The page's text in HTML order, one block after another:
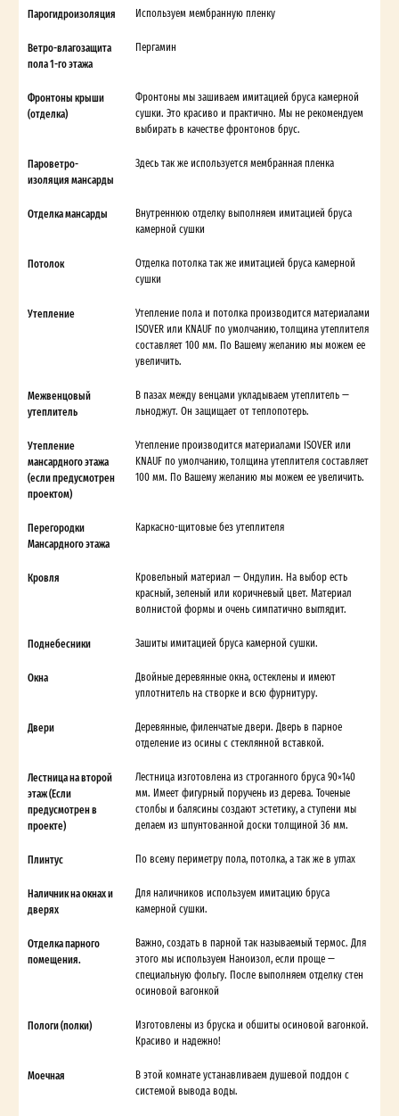
Парогидроизоляция Используем мембранную пленку
Ветро-влагозащита
пола 1-го этажа
Пергамин
Фронтоны крыши
(отделка)
Фронтоны мы зашиваем имитацией бруса камерной
сушки. Это красиво и практично. Мы не рекомендуем
выбирать в качестве фронтонов брус.
Пароветро-
изоляция мансарды
Здесь так же используется мембранная пленка
Отделка мансарды
Внутреннюю отделку выполняем имитацией бруса
камерной сушки
Потолок
Отделка потолка так же имитацией бруса камерной
сушки
Утепление
Утепление пола и потолка производится материалами
ISOVER или KNAUF по умолчанию, толщина утеплителя
составляет 100 мм. По Вашему желанию мы можем ее
увеличить.
Межвенцовый
утеплитель
В пазах между венцами укладываем утеплитель —
льноджут. Он защищает от теплопотерь.
Утепление
мансардного этажа
(если предусмотрен
проектом)
Утепление производится материалами ISOVER или
KNAUF по умолчанию, толщина утеплителя составляет
100 мм. По Вашему желанию мы можем ее увеличить.
Перегородки
Мансардного этажа
Каркасно-щитовые без утеплителя
Кровля
Кровельный материал — Ондулин. На выбор есть
красный, зеленый или коричневый цвет. Материал
волнистой формы и очень симпатично выглядит.
Поднебесники Зашиты имитацией бруса камерной сушки.
Окна
Двойные деревянные окна, остеклены и имеют
уплотнитель на створке и всю фурнитуру.
Двери
Деревянные, филенчатые двери. Дверь в парное
отделение из осины с стеклянной вставкой.
Лестница на второй
этаж (Если
предусмотрен в
проекте)
Лестница изготовлена из строганного бруса 90×140
мм. Имеет фигурный поручень из дерева. Точеные
столбы и балясины создают эстетику, а ступени мы
делаем из шпунтованной доски толщиной 36 мм.
Плинтус По всему периметру пола, потолка, а так же в углах
Наличник на окнах и
дверях
Для наличников используем имитацию бруса
камерной сушки.
Отделка парного
помещения.
Важно, создать в парной так называемый термос. Для
этого мы используем Наноизол, если проще —
специальную фольгу. После выполняем отделку стен
осиновой вагонкой
Пологи (полки)
Изготовлены из бруска и обшиты осиновой вагонкой.
Красиво и надежно!
Моечная
В этой комнате устанавливаем душевой поддон с
системой вывода воды.